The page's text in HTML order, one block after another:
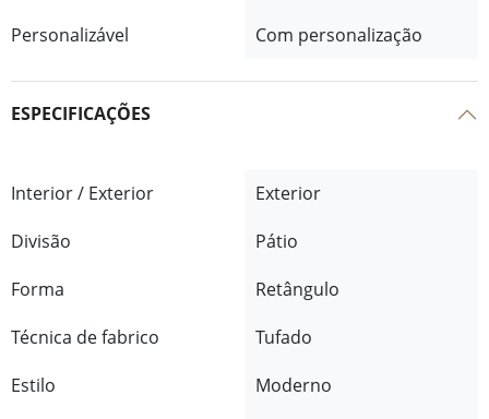
Personalizável
Com personalização
ESPECIFICAÇÕES
Interior / Exterior
Exterior
Divisão
Pátio
Forma
Retângulo
Técnica de fabrico
Tufado
Estilo
Moderno